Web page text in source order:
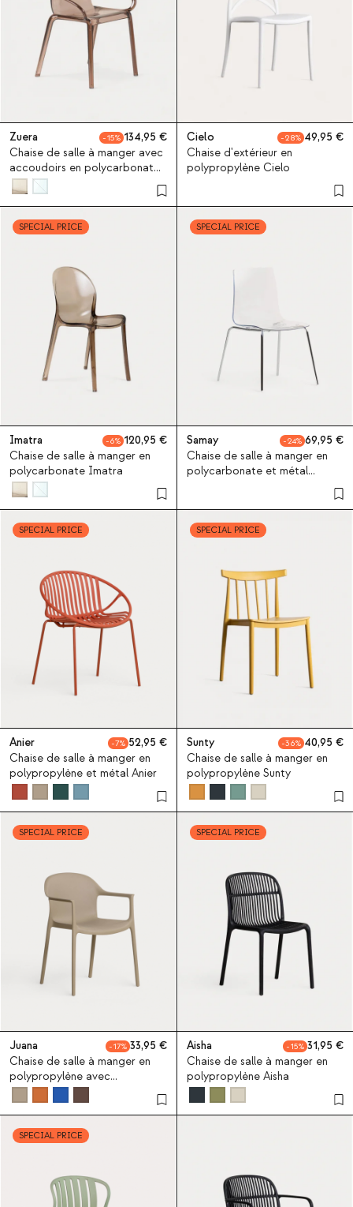
Zuera 15
134,95
Chaise de salle à manger avec
accoudoirs en polycarbonate
Zuera
Cielo 28
49,95
Chaise d'extérieur en
polypropylène Cielo
SPECIAL PRICE
Imatra 6
120,95
Chaise de salle à manger en
polycarbonate Imatra
SPECIAL PRICE
Samay 24
69,95
Chaise de salle à manger en
polycarbonate et métal
SPECIAL PRICE
Anier 7
52,95
Chaise de salle à manger en
polypropylène et métal Anier
SPECIAL PRICE
Sunty 36
40,95
Chaise de salle à manger en
polypropylène Sunty
SPECIAL PRICE
Juana 17
33,95
Chaise de salle à manger en
polypropylène avec
accoudoirs Juana
SPECIAL PRICE
Aisha 15
31,95
Chaise de salle à manger en
polypropylène Aisha
SPECIAL PRICE